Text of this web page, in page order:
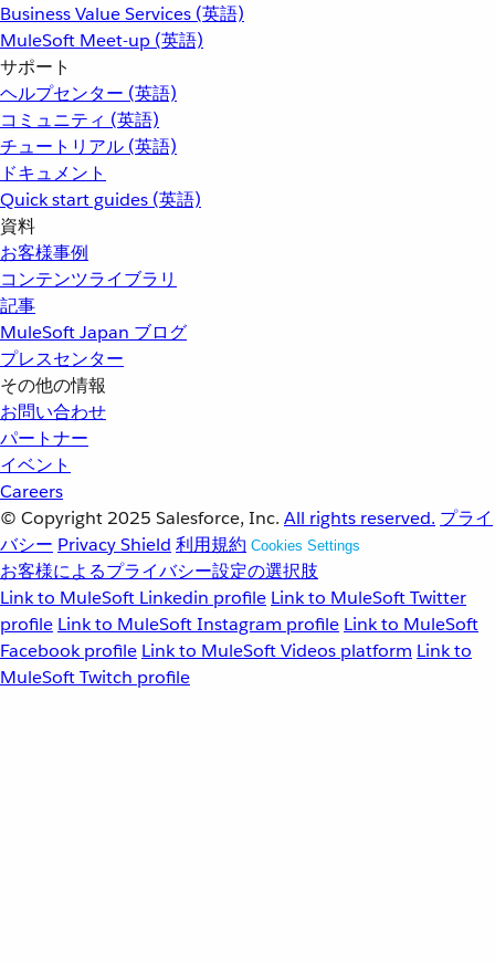
Business Value Services (英語)
MuleSoft Meet-up (英語)
サポート
ヘルプセンター (英語)
コミュニティ (英語)
チュートリアル (英語)
ドキュメント
Quick start guides (英語)
資料
お客様事例
コンテンツライブラリ
記事
MuleSoft Japan ブログ
プレスセンター
その他の情報
お問い合わせ
パートナー
イベント
Careers
© Copyright 2025 Salesforce, Inc. All rights reserved. プライ
バシー Privacy Shield 利用規約 Cookies Settings
お客様によるプライバシー設定の選択肢
Link to MuleSoft Linkedin profile Link to MuleSoft Twitter
profile Link to MuleSoft Instagram profile Link to MuleSoft
Facebook profile Link to MuleSoft Videos platform Link to
MuleSoft Twitch profile